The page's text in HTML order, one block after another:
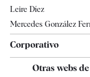
Leire Díez
Mercedes González
Corporativo
Contacto
Otras webs de